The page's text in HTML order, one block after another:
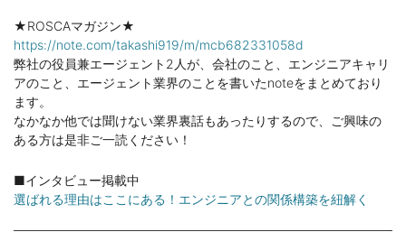
★ROSCAマガジン★
https://note.com/takashi919/m/mcb682331058d
弊社の役員兼エージェント2人が、会社のこと、エンジニアキャリ
アのこと、エージェント業界のことを書いたnoteをまとめており
ます。
なかなか他では聞けない業界裏話もあったりするので、ご興味の
ある方は是非ご一読ください！
■インタビュー掲載中
選ばれる理由はここにある！エンジニアとの関係構築を紐解く